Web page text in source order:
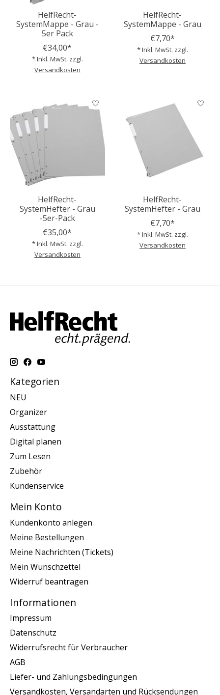
HelfRecht-
SystemMappe - Grau -
5er Pack
€34,00*
* Inkl. MwSt. zzgl.
Versandkosten
HelfRecht-
SystemMappe - Grau
€7,70*
* Inkl. MwSt. zzgl.
Versandkosten
HelfRecht-
SystemHefter - Grau
-5er-Pack
€35,00*
* Inkl. MwSt. zzgl.
Versandkosten
HelfRecht-
SystemHefter - Grau
€7,70*
* Inkl. MwSt. zzgl.
Versandkosten
Kategorien
NEU
Organizer
Ausstattung
Digital planen
Zum Lesen
Zubehör
Kundenservice
Mein Konto
Kundenkonto anlegen
Meine Bestellungen
Meine Nachrichten (Tickets)
Mein Wunschzettel
Widerruf beantragen
Informationen
Impressum
Datenschutz
Widerrufsrecht für Verbraucher
AGB
Liefer- und Zahlungsbedingungen
Versandkosten, Versandarten und Rücksendungen